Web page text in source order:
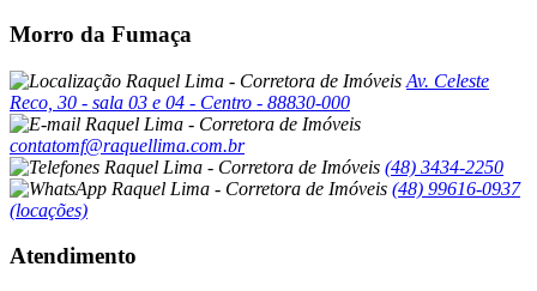
Morro da Fumaça
Av. Celeste
Reco, 30 - sala 03 e 04 - Centro - 88830-000
contatomf@raquellima.com.br
(48) 3434-2250
(48) 99616-0937
(locações)
Atendimento